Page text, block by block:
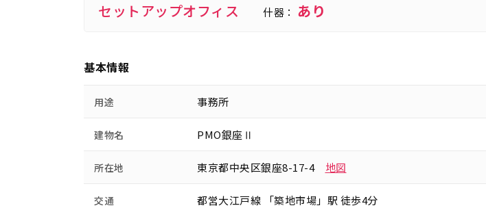
セットアップオフィス 什器： あり
基本情報
用途 事務所
建物名 PMO銀座Ⅱ
所在地 東京都中央区銀座8-17-4 地図
交通
都営大江戸線 「築地市場」駅 徒歩4分